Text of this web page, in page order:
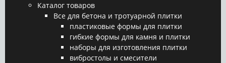
Каталог товаров
Все для бетона и тротуарной плитки
пластиковые формы для плитки
гибкие формы для камня и плитки
наборы для изготовления плитки
вибростолы и смесители